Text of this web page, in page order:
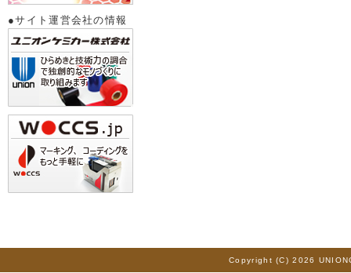
●サイト運営会社の情報
Copyright (C) 2026